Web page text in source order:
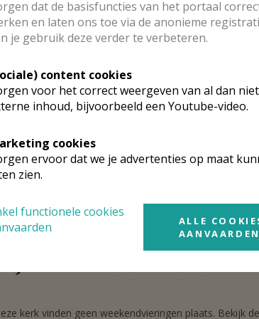
ALLE DETAILS TONEN
Gillis Sint-Gillis-Waas
de details voor de weekendvieringen die doorgaan
de kerk, alsook een lijst met kerken in de buurt.
ALLE DETAILS TONEN
kerk vinden geen weekendvieringen plaats. Bekijk
dat de basisfuncties van het portaal
en laten ons toe via de anonieme
je gebruik deze verder te verbeteren.
content cookies
voor het correct weergeven van al dan niet
inhoud, bijvoorbeeld een Youtube-video.
cookies
ervoor dat we je advertenties op maat
zien.
functionele cookies
ALLE
AANVAARDEN